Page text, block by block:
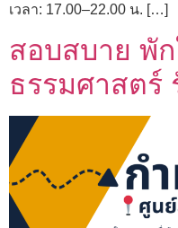
เวลา: 17.00–22.00 น. […]
สอบสบาย พั
ธรรมศาสตร์